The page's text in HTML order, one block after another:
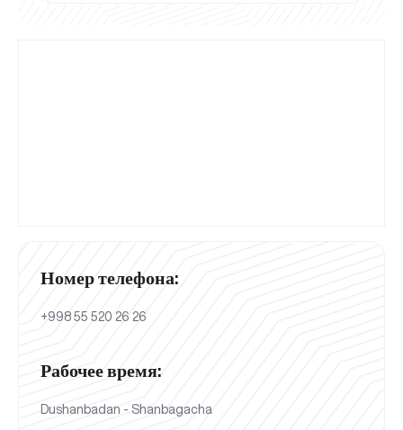
Номер телефона:
+998 55 520 26 26
Рабочее время:
Dushanbadan - Shanbagacha